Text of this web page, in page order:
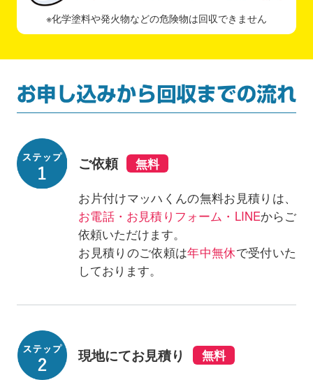
※化学塗料や発火物などの危険物は回収できません
ご依頼
お片付けマッハくんの無料お見積りは、
お電話・お見積りフォーム・LINEからご
依頼いただけます。
お見積りのご依頼は年中無休で受付いた
しております。
現地にてお見積り